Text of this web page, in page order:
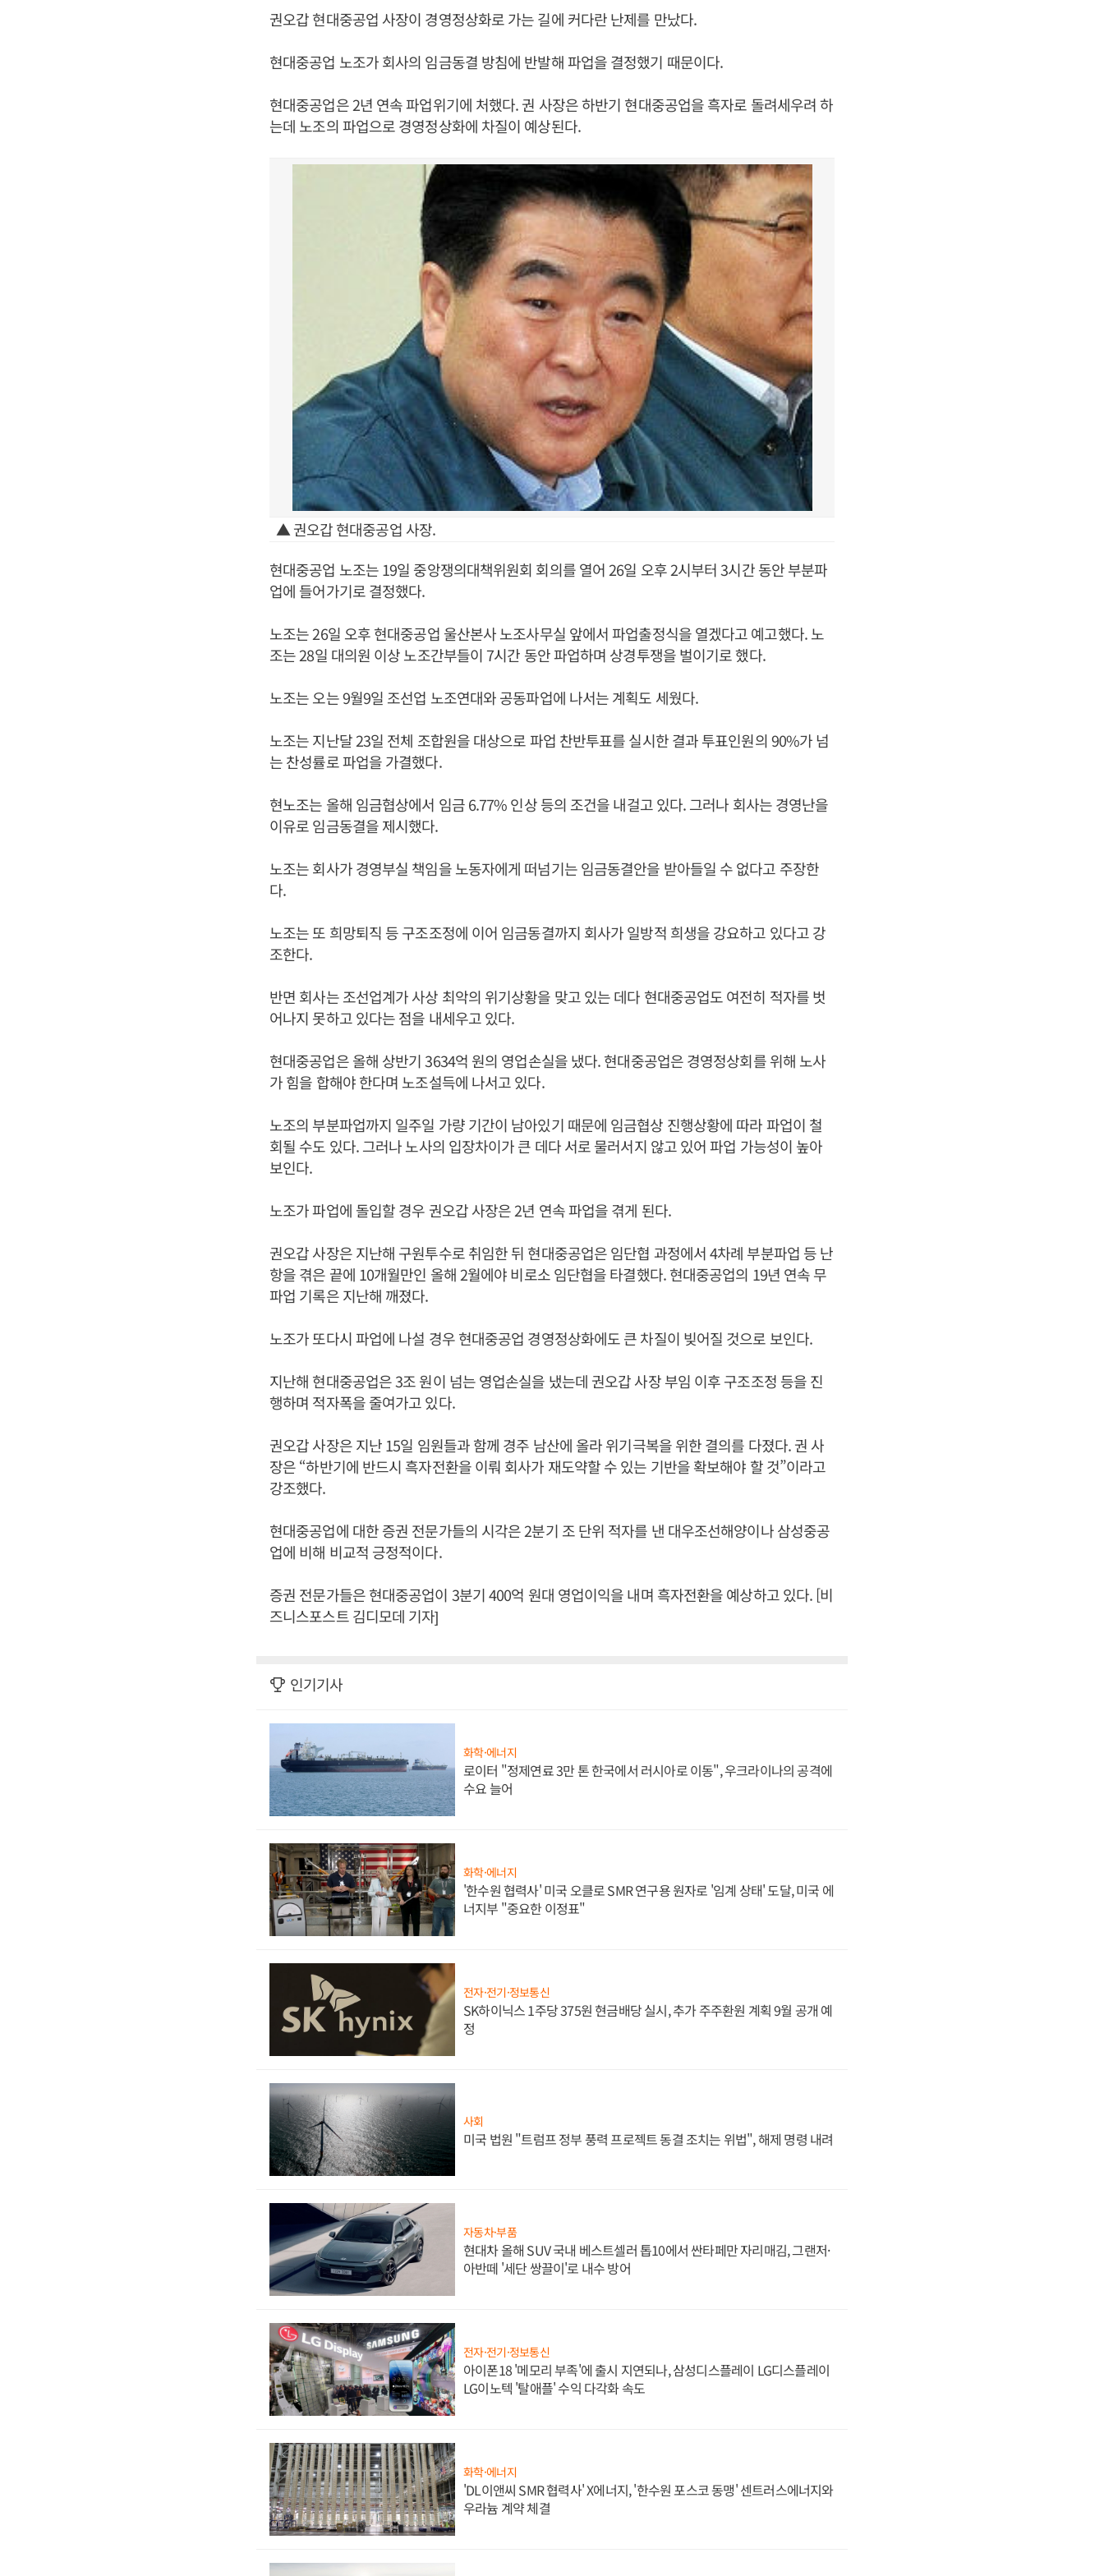
권오갑 현대중공업 사장이 경영정상화로 가는 길에 커다란 난제를 만났다.
현대중공업 노조가 회사의 임금동결 방침에 반발해 파업을 결정했기 때문이다.
현대중공업은 2년 연속 파업위기에 처했다. 권 사장은 하반기 현대중공업을 흑자로 돌려세우려 하
는데 노조의 파업으로 경영정상화에 차질이 예상된다.
▲ 권오갑 현대중공업 사장.
현대중공업 노조는 19일 중앙쟁의대책위원회 회의를 열어 26일 오후 2시부터 3시간 동안 부분파
업에 들어가기로 결정했다.
노조는 26일 오후 현대중공업 울산본사 노조사무실 앞에서 파업출정식을 열겠다고 예고했다. 노
조는 28일 대의원 이상 노조간부들이 7시간 동안 파업하며 상경투쟁을 벌이기로 했다.
노조는 오는 9월9일 조선업 노조연대와 공동파업에 나서는 계획도 세웠다.
노조는 지난달 23일 전체 조합원을 대상으로 파업 찬반투표를 실시한 결과 투표인원의 90%가 넘
는 찬성률로 파업을 가결했다.
현노조는 올해 임금협상에서 임금 6.77% 인상 등의 조건을 내걸고 있다. 그러나 회사는 경영난을
이유로 임금동결을 제시했다.
노조는 회사가 경영부실 책임을 노동자에게 떠넘기는 임금동결안을 받아들일 수 없다고 주장한
다.
노조는 또 희망퇴직 등 구조조정에 이어 임금동결까지 회사가 일방적 희생을 강요하고 있다고 강
조한다.
반면 회사는 조선업계가 사상 최악의 위기상황을 맞고 있는 데다 현대중공업도 여전히 적자를 벗
어나지 못하고 있다는 점을 내세우고 있다.
현대중공업은 올해 상반기 3634억 원의 영업손실을 냈다. 현대중공업은 경영정상회를 위해 노사
가 힘을 합해야 한다며 노조설득에 나서고 있다.
노조의 부분파업까지 일주일 가량 기간이 남아있기 때문에 임금협상 진행상황에 따라 파업이 철
회될 수도 있다. 그러나 노사의 입장차이가 큰 데다 서로 물러서지 않고 있어 파업 가능성이 높아
보인다.
노조가 파업에 돌입할 경우 권오갑 사장은 2년 연속 파업을 겪게 된다.
권오갑 사장은 지난해 구원투수로 취임한 뒤 현대중공업은 임단협 과정에서 4차례 부분파업 등 난
항을 겪은 끝에 10개월만인 올해 2월에야 비로소 임단협을 타결했다. 현대중공업의 19년 연속 무
파업 기록은 지난해 깨졌다.
노조가 또다시 파업에 나설 경우 현대중공업 경영정상화에도 큰 차질이 빚어질 것으로 보인다.
지난해 현대중공업은 3조 원이 넘는 영업손실을 냈는데 권오갑 사장 부임 이후 구조조정 등을 진
행하며 적자폭을 줄여가고 있다.
권오갑 사장은 지난 15일 임원들과 함께 경주 남산에 올라 위기극복을 위한 결의를 다졌다. 권 사
장은 “하반기에 반드시 흑자전환을 이뤄 회사가 재도약할 수 있는 기반을 확보해야 할 것”이라고
강조했다.
현대중공업에 대한 증권 전문가들의 시각은 2분기 조 단위 적자를 낸 대우조선해양이나 삼성중공
업에 비해 비교적 긍정적이다.
증권 전문가들은 현대중공업이 3분기 400억 원대 영업이익을 내며 흑자전환을 예상하고 있다. [비
즈니스포스트 김디모데 기자]
인기기사
화학·에너지
로이터 "정제연료 3만 톤 한국에서 러시아로 이동", 우크라이나의 공격에
수요 늘어
화학·에너지
'한수원 협력사' 미국 오클로 SMR 연구용 원자로 '임계 상태' 도달, 미국 에
너지부 "중요한 이정표"
전자·전기·정보통신
SK하이닉스 1주당 375원 현금배당 실시, 추가 주주환원 계획 9월 공개 예
정
사회
미국 법원 "트럼프 정부 풍력 프로젝트 동결 조치는 위법", 해제 명령 내려
자동차·부품
현대차 올해 SUV 국내 베스트셀러 톱10에서 싼타페만 자리매김, 그랜저·
아반떼 '세단 쌍끌이'로 내수 방어
전자·전기·정보통신
아이폰18 '메모리 부족'에 출시 지연되나, 삼성디스플레이 LG디스플레이
LG이노텍 '탈애플' 수익 다각화 속도
화학·에너지
'DL이앤씨 SMR 협력사' X에너지, '한수원 포스코 동맹' 센트러스에너지와
우라늄 계약 체결